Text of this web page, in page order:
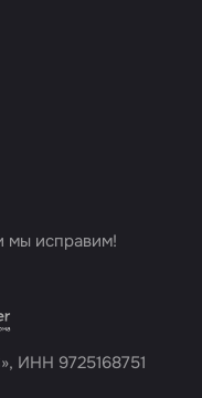
мы исправим!
ИНН 9725168751